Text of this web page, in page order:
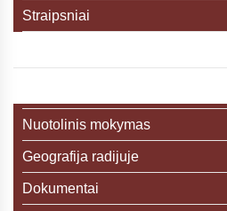
Straipsniai
Nuotolinis mokymas
Geografija radijuje
Dokumentai